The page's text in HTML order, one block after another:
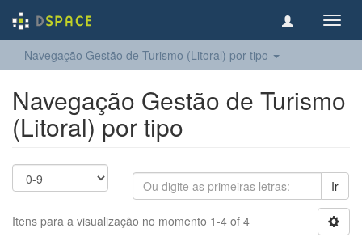
Navegação Gestão de Turismo (Litoral) por tipo
Navegação Gestão de Turismo
(Litoral) por tipo
Ir
Itens para a visualização no momento 1-4 of 4